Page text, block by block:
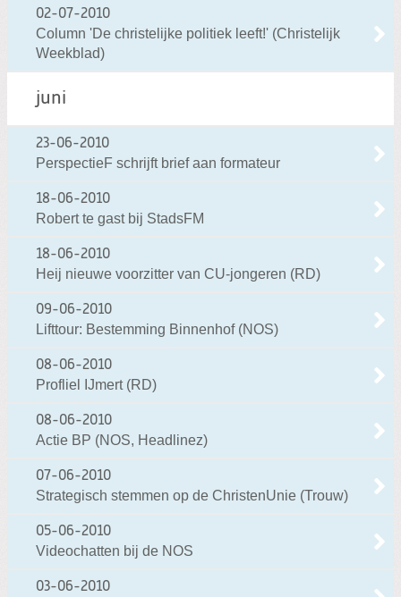
02-07-2010
Column 'De christelijke politiek leeft!' (Christelijk
Weekblad)
juni
23-06-2010
PerspectieF schrijft brief aan formateur
18-06-2010
Robert te gast bij StadsFM
18-06-2010
Heij nieuwe voorzitter van CU-jongeren (RD)
09-06-2010
Lifttour: Bestemming Binnenhof (NOS)
08-06-2010
Profliel IJmert (RD)
08-06-2010
Actie BP (NOS, Headlinez)
07-06-2010
Strategisch stemmen op de ChristenUnie (Trouw)
05-06-2010
Videochatten bij de NOS
03-06-2010